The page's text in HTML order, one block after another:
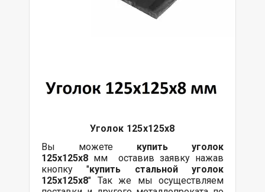
Уголок 125х125х8
Вы можете купить уголок
125х125х8 мм оставив заявку нажав
кнопку "купить стальной уголок
125х125х8" Так же мы осуществляем